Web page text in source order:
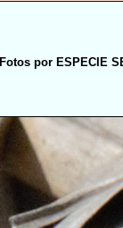
Fotos por ESPECIE